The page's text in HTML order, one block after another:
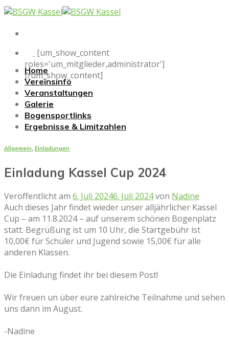
Skip
content
[um_show_content
roles='um_mitglieder,administrator']
[/um_show_content]
Home
Vereinsinfo
Veranstaltungen
Galerie
Bogensportlinks
Ergebnisse & Limitzahlen
Allgemein, Einladungen
Einladung Kassel Cup 2024
Veröffentlicht am 6. Juli 20246. Juli 2024von Nadine
Auch dieses Jahr findet wieder unser alljährlicher Kassel
Cup – am 11.8.2024 – auf unserem schönen Bogenplatz
statt. Begrüßung ist um 10 Uhr, die Startgebühr ist
10,00€ für Schüler und Jugend sowie 15,00€ für alle
anderen Klassen.
Die Einladung findet ihr bei diesem Post!
Wir freuen un über eure zahlreiche Teilnahme und sehen
uns dann im August.
-Nadine